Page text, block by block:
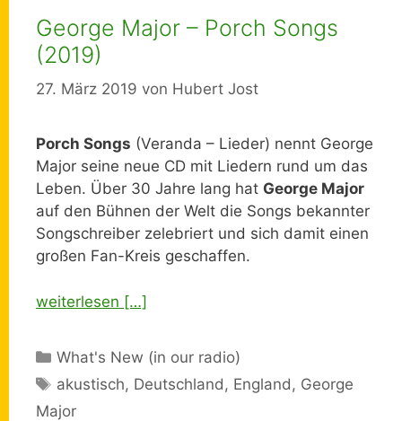
George Major – Porch Songs
(2019)
27. März 2019 von Hubert Jost
Porch Songs (Veranda – Lieder) nennt George
Major seine neue CD mit Liedern rund um das
Leben. Über 30 Jahre lang hat George Major
auf den Bühnen der Welt die Songs bekannter
Songschreiber zelebriert und sich damit einen
großen Fan-Kreis geschaffen.
weiterlesen […]
Kategorien
What's New (in our radio)
Schlagwörter
akustisch, Deutschland , England , George
Major